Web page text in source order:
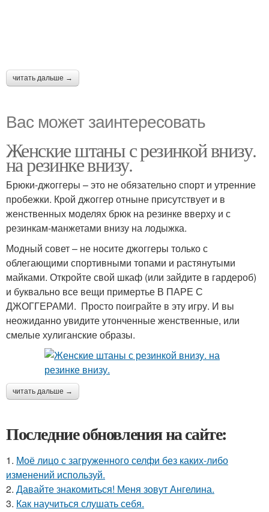
читать дальше →
Вас может заинтересовать
Женские штаны с резинкой внизу.
на резинке внизу.
Брюки-джоггеры – это не обязательно спорт и утренние
пробежки. Крой джоггер отныне присутствует и в
женственных моделях брюк на резинке вверху и с
резинкам-манжетами внизу на лодыжка.
Модный совет – не носите джоггеры только с
облегающими спортивными топами и растянутыми
майками. Откройте свой шкаф (или зайдите в гардероб)
и буквально все вещи примертье В ПАРЕ С
ДЖОГГЕРАМИ. Просто поиграйте в эту игру. И вы
неожиданно увидите утонченные женственные, или
смелые хулиганские образы.
читать дальше →
Последние обновления на сайте:
1. Моё лицо с загруженного селфи без каких-либо
изменений используй.
2. Давайте знакомиться! Меня зовут Ангелина.
3. Как научиться слушать себя.